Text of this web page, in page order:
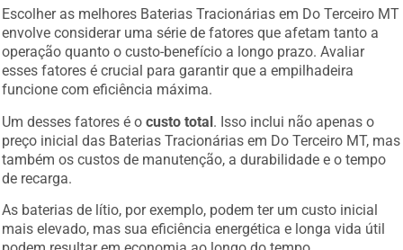
Escolher as melhores Baterias Tracionárias em Do Terceiro MT
envolve considerar uma série de fatores que afetam tanto a
operação quanto o custo-benefício a longo prazo. Avaliar
esses fatores é crucial para garantir que a empilhadeira
funcione com eficiência máxima.
Um desses fatores é ocusto total . Isso inclui não apenas o
preço inicial das Baterias Tracionárias em Do Terceiro MT, mas
também os custos de manutenção, a durabilidade e o tempo
de recarga.
As baterias de lítio, por exemplo, podem ter um custo inicial
mais elevado, mas sua eficiência energética e longa vida útil
podem resultar em economia ao longo do tempo.